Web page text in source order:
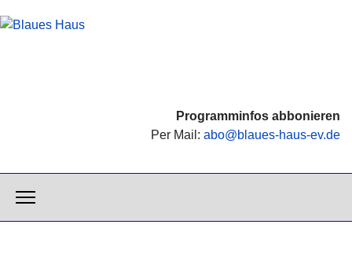
Programminfos abbonieren
Per Mail: abo@blaues-haus-ev.de
Jahr
Monat
Jahr
Monat